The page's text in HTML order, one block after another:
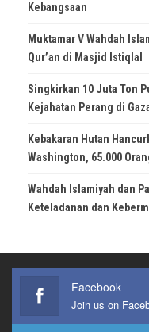
Kebangsaan
Muktamar V Wahdah
Qur’an di Masjid Istiqlal
Singkirkan 10 Juta Ton
Kejahatan Perang di
Kebakaran Hutan
Washington, 65.000
Wahdah Islamiyah dan
Keteladanan dan
Facebook
Join us on